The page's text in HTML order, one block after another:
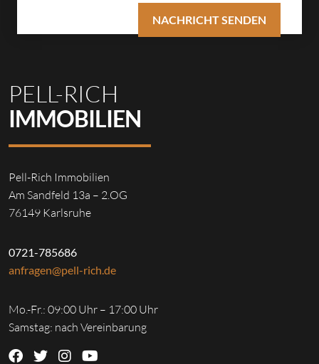
PELL-RICH
IMMOBILIEN
Pell-Rich Immobilien
Am Sandfeld 13a – 2.OG
76149 Karlsruhe
0721-785686
anfragen@pell-rich.de
Mo.-Fr.: 09:00 Uhr – 17:00 Uhr
Samstag: nach Vereinbarung